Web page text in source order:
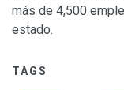
más de 4,500
estado.
TAGS